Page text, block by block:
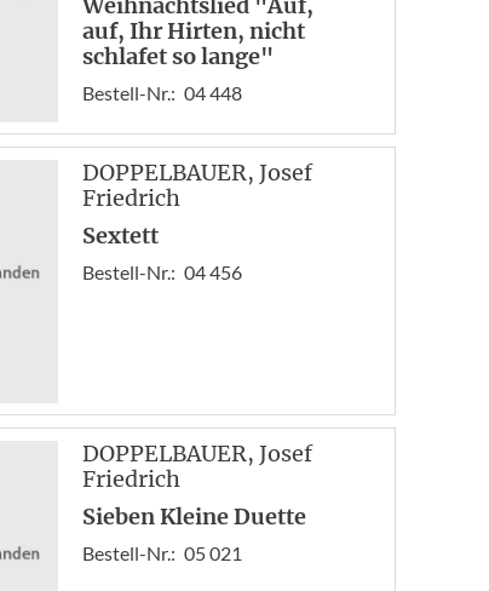
auf, Ihr Hirten, nicht
schlafet so lange"
Bestell-Nr.: 04 448
DOPPELBAUER, Josef
Friedrich
Sextett
Bestell-Nr.: 04 456
DOPPELBAUER, Josef
Friedrich
Sieben Kleine Duette
Bestell-Nr.: 05 021